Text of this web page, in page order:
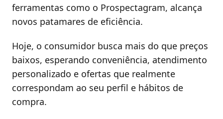
ferramentas como o Prospectagram, alcança
novos patamares de eficiência.
Hoje, o consumidor busca mais do que preços
baixos, esperando conveniência, atendimento
personalizado e ofertas que realmente
correspondam ao seu perfil e hábitos de
compra.